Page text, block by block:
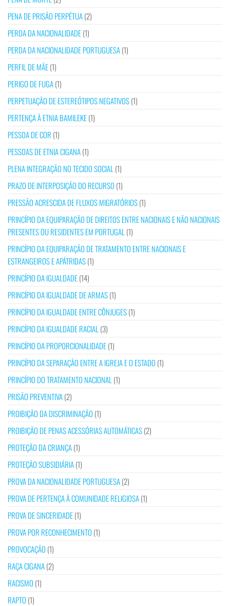
PENA DE PRISÃO PERPÉTUA(2)
PERDA DA NACIONALIDADE(1)
PERDA DA NACIONALIDADE PORTUGUESA(1)
PERFIL DE MÃE(1)
PERIGO DE FUGA(1)
PERPETUAÇÃO DE ESTEREÓTIPOS NEGATIVOS(1)
PERTENÇA À ETNIA BAMILEKE(1)
PESSOA DE COR (1)
PESSOAS DE ETNIA CIGANA(1)
PLENA INTEGRAÇÃO NO TECIDO SOCIAL (1)
PRAZO DE INTERPOSIÇÃO DO RECURSO (1)
PRESSÃO ACRESCIDA DE FLUXOS MIGRATÓRIOS(1)
PRINCÍPIO DA EQUIPARAÇÃO DE DIREITOS ENTRE NACIONAIS E NÃO NACIONAIS
PRESENTES OU RESIDENTES EM PORTUGAL (1)
PRINCÍPIO DA EQUIPARAÇÃO DE TRATAMENTO ENTRE NACIONAIS E
ESTRANGEIROS E APÁTRIDAS(1)
PRINCÍPIO DA IGUALDADE(14)
PRINCÍPIO DA IGUALDADE DE ARMAS(1)
PRINCÍPIO DA IGUALDADE ENTRE CÔNJUGES(1)
PRINCÍPIO DA IGUALDADE RACIAL (3)
PRINCÍPIO DA PROPORCIONALIDADE(1)
PRINCÍPIO DA SEPARAÇÃO ENTRE A IGREJA E O ESTADO (1)
PRINCÍPIO DO TRATAMENTO NACIONAL (1)
PRISÃO PREVENTIVA(2)
PROIBIÇÃO DA DISCRIMINAÇÃO (1)
PROIBIÇÃO DE PENAS ACESSÓRIAS AUTOMÁTICAS(2)
PROTEÇÃO DA CRIANÇA(1)
PROTEÇÃO SUBSIDIÁRIA(1)
PROVA DA NACIONALIDADE PORTUGUESA(2)
PROVA DE PERTENÇA À COMUNIDADE RELIGIOSA(1)
PROVA DE SINCERIDADE(1)
PROVA POR RECONHECIMENTO (1)
PROVOCAÇÃO (1)
RAÇA CIGANA(2)
RACISMO (1)
RAPTO (1)